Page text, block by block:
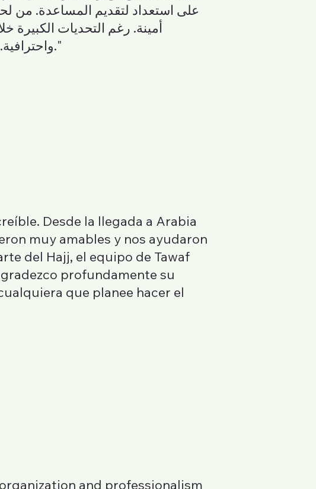
على استعداد لتقديم المساعدة. من
أمينة. رغم التحديات
واحترافية. سأوصي بهذه الوكالة لكل من يرغب في أداء فريضة الحج بسهولة وراحة."
Desde la llegada a Arabia
muy amables y nos ayudaron
del Hajj, el equipo de Tawaf
profundamente su
que planee hacer el
and professionalism